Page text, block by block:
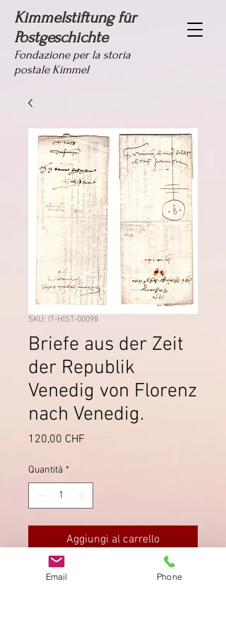
Kimmelstiftung für
Postgeschichte
Fondazione per la storia
postale Kimmel
SKU: IT-HIST-00098
Briefe aus der Zeit
der Republik
Venedig von Florenz
nach Venedig.
120,00 CHF
Quantità *
Aggiungi al carrello
Lettere del periodo della Repubblica
Email Phone